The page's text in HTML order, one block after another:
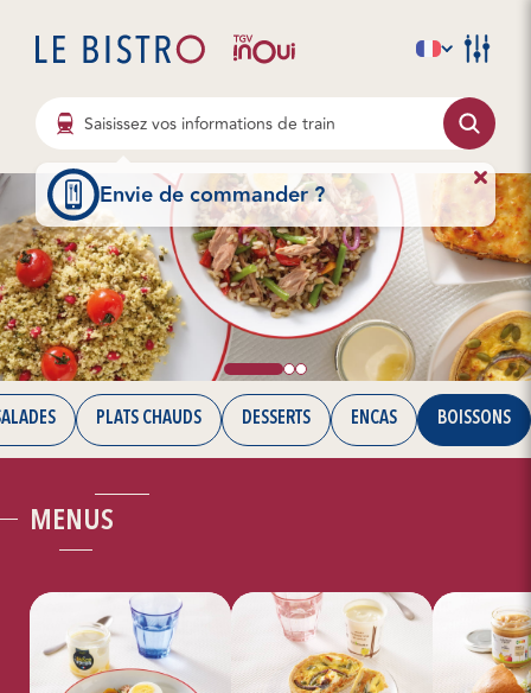
Saisissez vos informations de train
Envie de commander ?
PLATS CHAUDS DESSERTS ENCAS BOISSONS
MENUS